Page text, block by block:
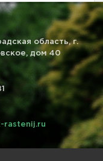
область, г.
дом 40
rastenij.ru